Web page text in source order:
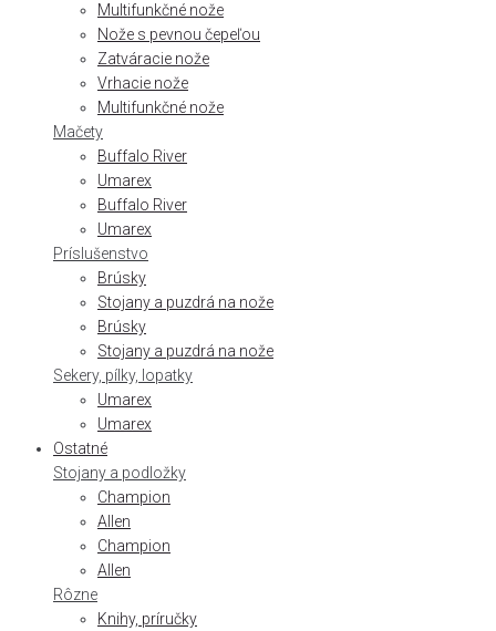
Multifunkčné nože
Nože s pevnou čepeľou
Zatváracie nože
Vrhacie nože
Multifunkčné nože
Mačety
Buffalo River
Umarex
Buffalo River
Umarex
Príslušenstvo
Brúsky
Stojany a puzdrá na nože
Brúsky
Stojany a puzdrá na nože
Sekery, pílky, lopatky
Umarex
Umarex
Ostatné
Stojany a podložky
Champion
Allen
Champion
Allen
Rôzne
Knihy, príručky